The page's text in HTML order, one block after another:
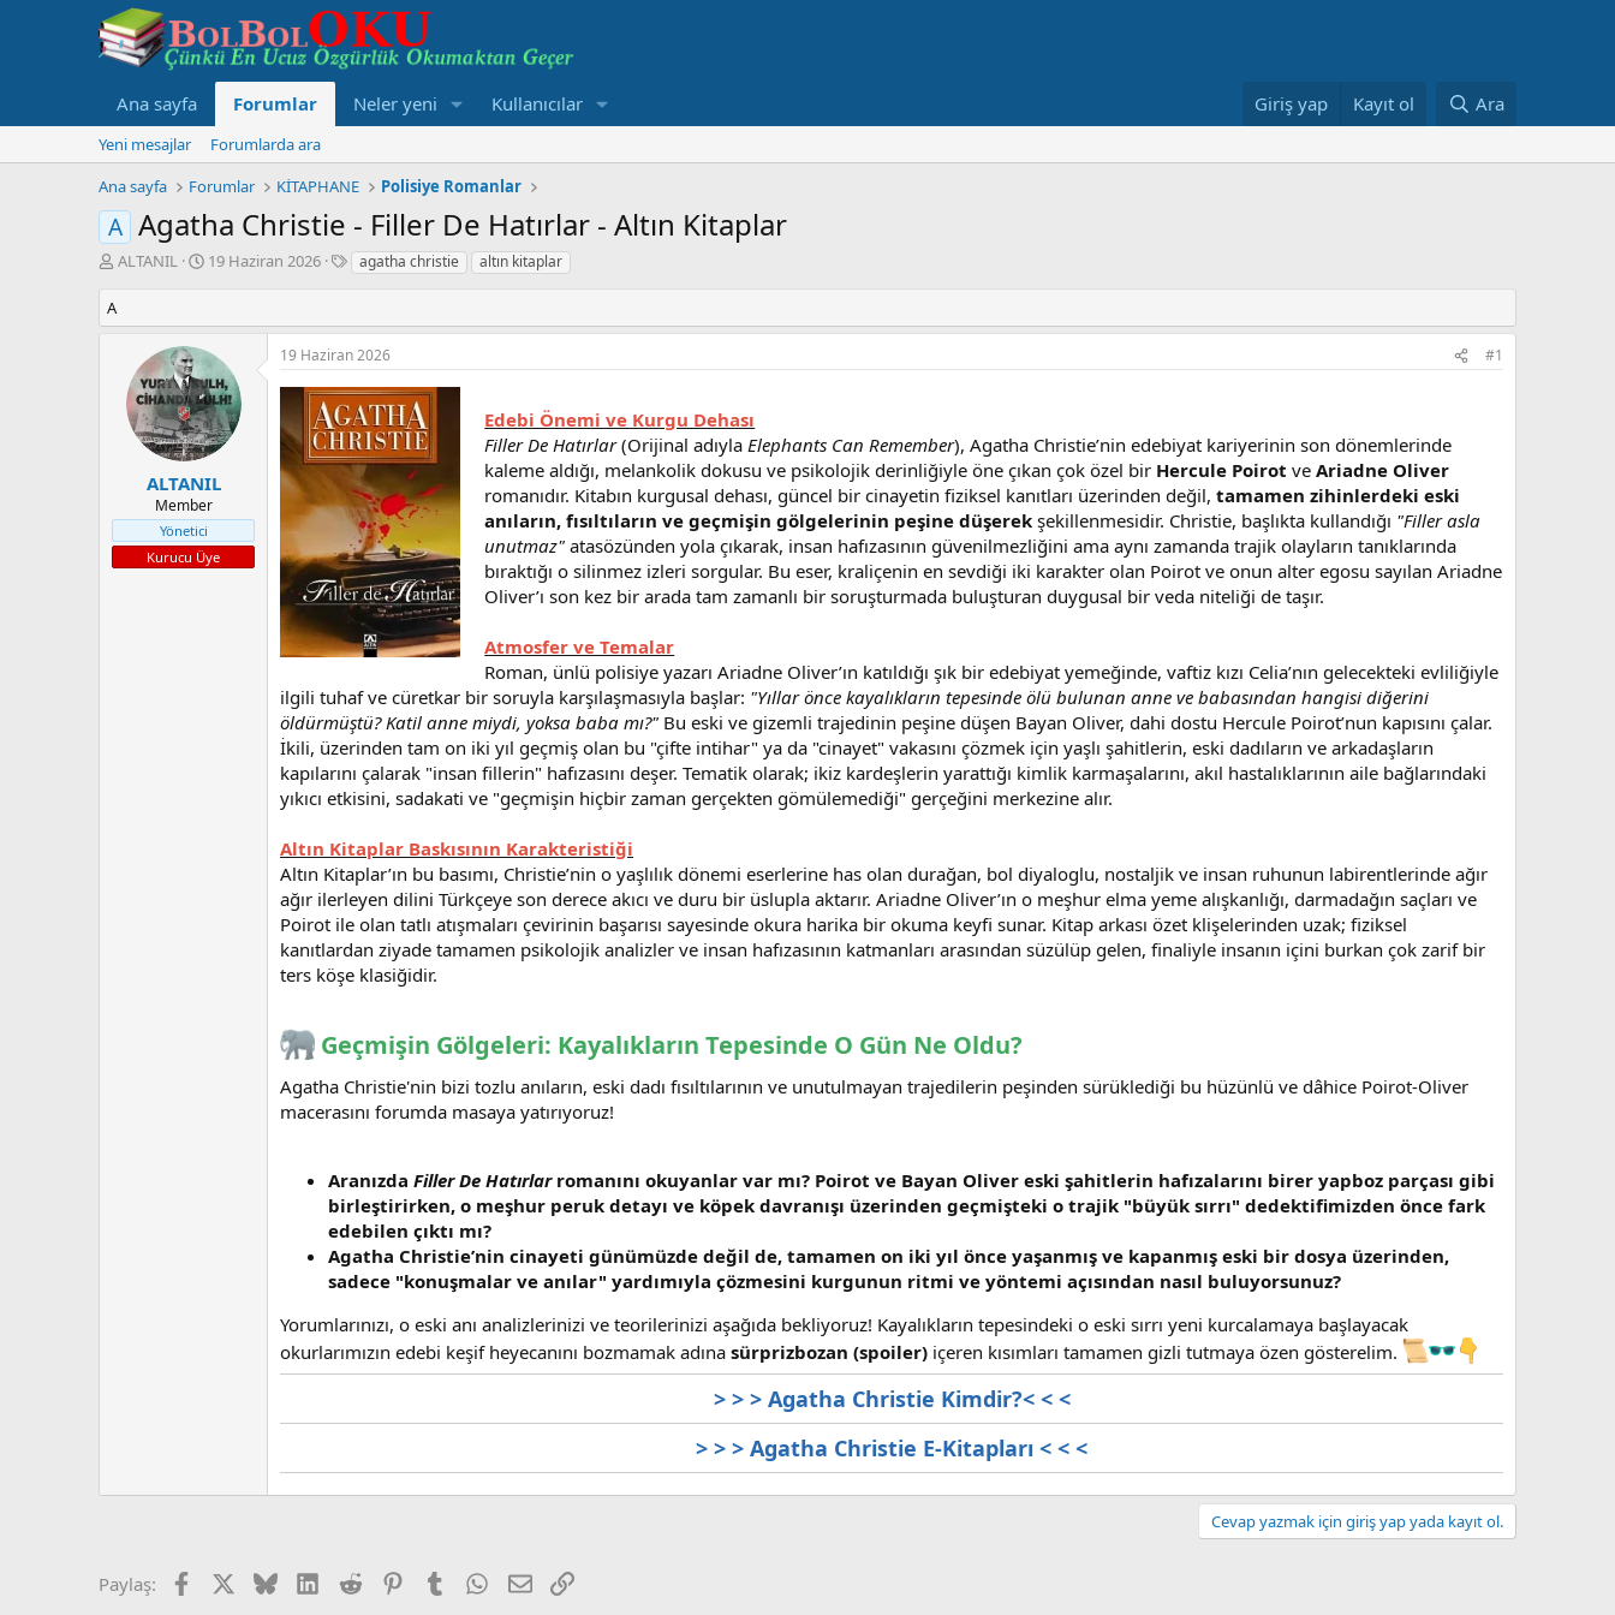
Ana sayfa Forumlar Neler yeni Kullanıcılar Giriş yap Kayıt ol Ara
Yeni mesajlar
Forumlarda ara
Ana sayfa
Forumlar KİTAPHANE Polisiye Romanlar
A Agatha Christie - Filler De Hatırlar - Altın Kitaplar
K
u
a
n
ALTANIL
B
l
a
n
g
ı
ç
t
a
r
i
h
i
19 Haziran 2026
E
k
t
l
e
r
agatha christie altın kitaplar
A
ALTANIL
Member
Yönetici
Kurucu Üye
19 Haziran 2026 #1
Edebi Önemi ve Kurgu Dehası
Filler De Hatırlar(Orijinal adıylaElephants Can Remember), Agatha Christie’nin edebiyat kariyerinin son dönemlerinde
kaleme aldığı, melankolik dokusu ve psikolojik derinliğiyle öne çıkan çok özel bir Hercule Poirot veAriadne Oliver
romanıdır. Kitabın kurgusal dehası, güncel bir cinayetin fiziksel kanıtları üzerinden değil,tamamen zihinlerdeki eski
anıların, fısıltıların ve geçmişin gölgelerinin peşine düşerek şekillenmesidir. Christie, başlıkta kullandığı "Filler asla
unutmaz" atasözünden yola çıkarak, insan hafızasının güvenilmezliğini ama aynı zamanda trajik olayların tanıklarında
bıraktığı o silinmez izleri sorgular. Bu eser, kraliçenin en sevdiği iki karakter olan Poirot ve onun alter egosu sayılan Ariadne
Oliver’ı son kez bir arada tam zamanlı bir soruşturmada buluşturan duygusal bir veda niteliği de taşır.
Atmosfer ve Temalar
Roman, ünlü polisiye yazarı Ariadne Oliver’ın katıldığı şık bir edebiyat yemeğinde, vaftiz kızı Celia’nın gelecekteki evliliğiyle
ilgili tuhaf ve cüretkar bir soruyla karşılaşmasıyla başlar: "Yıllar önce kayalıkların tepesinde ölü bulunan anne ve babasından hangisi diğerini
öldürmüştü? Katil anne miydi, yoksa baba mı?" Bu eski ve gizemli trajedinin peşine düşen Bayan Oliver, dahi dostu Hercule Poirot’nun kapısını çalar.
İkili, üzerinden tam on iki yıl geçmiş olan bu "çifte intihar" ya da "cinayet" vakasını çözmek için yaşlı şahitlerin, eski dadıların ve arkadaşların
kapılarını çalarak "insan fillerin" hafızasını deşer. Tematik olarak; ikiz kardeşlerin yarattığı kimlik karmaşalarını, akıl hastalıklarının aile bağlarındaki
yıkıcı etkisini, sadakati ve "geçmişin hiçbir zaman gerçekten gömülemediği" gerçeğini merkezine alır.
Altın Kitaplar Baskısının Karakteristiği
Altın Kitaplar’ın bu basımı, Christie’nin o yaşlılık dönemi eserlerine has olan durağan, bol diyaloglu, nostaljik ve insan ruhunun labirentlerinde ağır
ağır ilerleyen dilini Türkçeye son derece akıcı ve duru bir üslupla aktarır. Ariadne Oliver’ın o meşhur elma yeme alışkanlığı, darmadağın saçları ve
Poirot ile olan tatlı atışmaları çevirinin başarısı sayesinde okura harika bir okuma keyfi sunar. Kitap arkası özet klişelerinden uzak; fiziksel
kanıtlardan ziyade tamamen psikolojik analizler ve insan hafızasının katmanları arasından süzülüp gelen, finaliyle insanın içini burkan çok zarif bir
ters köşe klasiğidir.
Geçmişin Gölgeleri: Kayalıkların Tepesinde O Gün Ne Oldu?
Agatha Christie'nin bizi tozlu anıların, eski dadı fısıltılarının ve unutulmayan trajedilerin peşinden sürüklediği bu hüzünlü ve dâhice Poirot-Oliver
macerasını forumda masaya yatırıyoruz!
Aranızda Filler De Hatırlarromanını okuyanlar var mı? Poirot ve Bayan Oliver eski şahitlerin hafızalarını birer yapboz parçası gibi
birleştirirken, o meşhur peruk detayı ve köpek davranışı üzerinden geçmişteki o trajik "büyük sırrı" dedektifimizden önce fark
edebilen çıktı mı?
Agatha Christie’nin cinayeti günümüzde değil de, tamamen on iki yıl önce yaşanmış ve kapanmış eski bir dosya üzerinden,
sadece "konuşmalar ve anılar" yardımıyla çözmesini kurgunun ritmi ve yöntemi açısından nasıl buluyorsunuz?
Yorumlarınızı, o eski anı analizlerinizi ve teorilerinizi aşağıda bekliyoruz! Kayalıkların tepesindeki o eski sırrı yeni kurcalamaya başlayacak
okurlarımızın edebi keşif heyecanını bozmamak adına sürprizbozan (spoiler) içeren kısımları tamamen gizli tutmaya özen gösterelim.
> > > Agatha Christie Kimdir?< < <
> > > Agatha Christie E-Kitapları < < <
Cevap yazmak için giriş yap yada kayıt ol.
Paylaş: FacebookX (Twitter)
BlueskyLinkedIn
Reddit PinterestTumblr WhatsApp
E-postaLink